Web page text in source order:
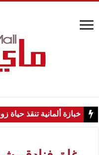
خبازة ألمانية تنقذ حياة